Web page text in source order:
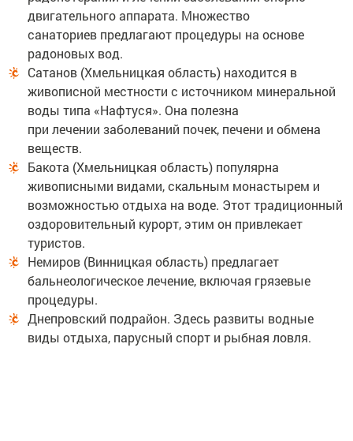
двигательного аппарата. Множество
санаториев предлагают процедуры на основе
радоновых вод.
Сатанов (Хмельницкая область) находится в
живописной местности с источником минеральной
воды типа «Нафтуся». Она полезна
при лечении заболеваний почек, печени и обмена
веществ.
Бакота (Хмельницкая область) популярна
живописными видами, скальным монастырем и
возможностью отдыха на воде. Этот традиционный
оздоровительный курорт, этим он привлекает
туристов.
Немиров (Винницкая область) предлагает
бальнеологическое лечение, включая грязевые
процедуры.
Днепровский подрайон. Здесь развиты водные
виды отдыха, парусный спорт и рыбная ловля.